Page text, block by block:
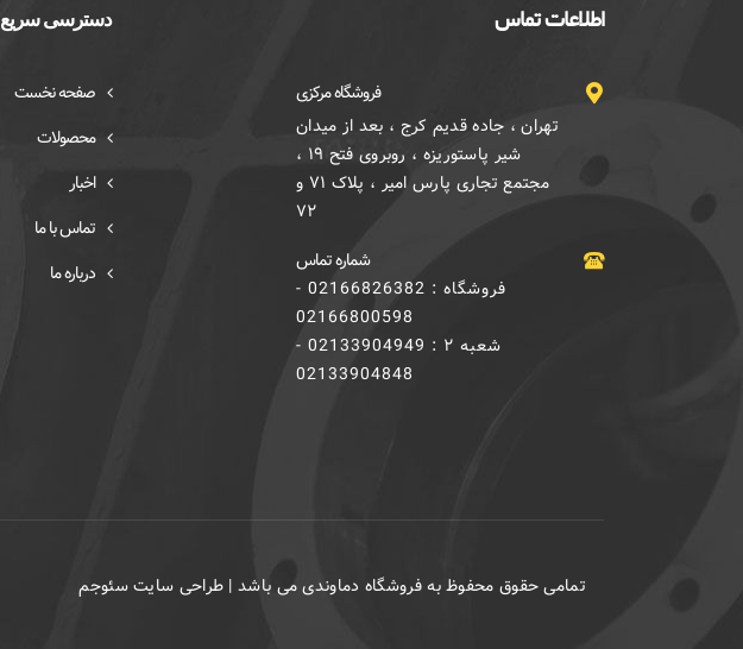
اطلاعات تماس
فروشگاه مرکزی
تهران ، جاده قدیم کرج ، بعد از میدان
شیر پاستوریزه ، روبروی فتح ۱۹ ،
مجتمع تجاری پارس امیر ، پلاک ۷۱ و
۷۲
شماره تماس
فروشگاه : 02166826382 -
02166800598
شعبه ۲ : 02133904949 -
02133904848
دسترسی سریع
صفحه نخست
محصولات
اخبار
تماس با ما
درباره ما
تمامی حقوق محفوظ به فروشگاه دماوندی می باشد | طراحی سایت سئوجم